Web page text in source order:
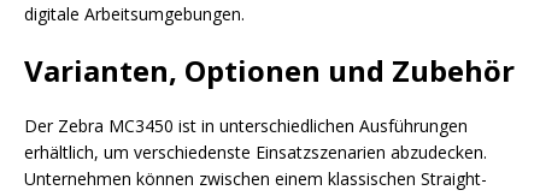
digitale Arbeitsumgebungen.
Varianten, Optionen und Zubehör
Der Zebra MC3450 ist in unterschiedlichen Ausführungen
erhältlich, um verschiedenste Einsatzszenarien abzudecken.
Unternehmen können zwischen einem klassischen Straight-